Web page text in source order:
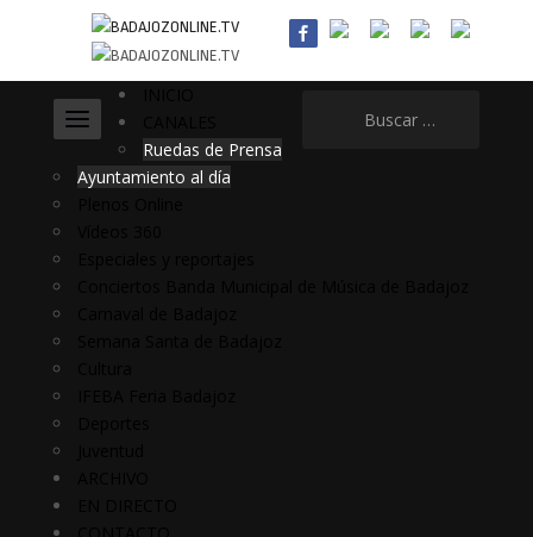
Ruedas de Prensa
Ayuntamiento al día